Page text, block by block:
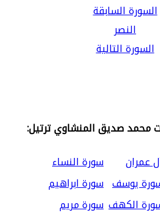
السورة السابقة
النصر
السورة التالية
محمد صديق المنشاوي ترتيل:
عمران
سورة النساء
يوسف سورة ابراهيم
الكهف سورة مريم